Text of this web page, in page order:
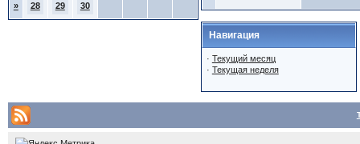
» 28 29 30
Навигация
· Текущий месяц
· Текущая неделя